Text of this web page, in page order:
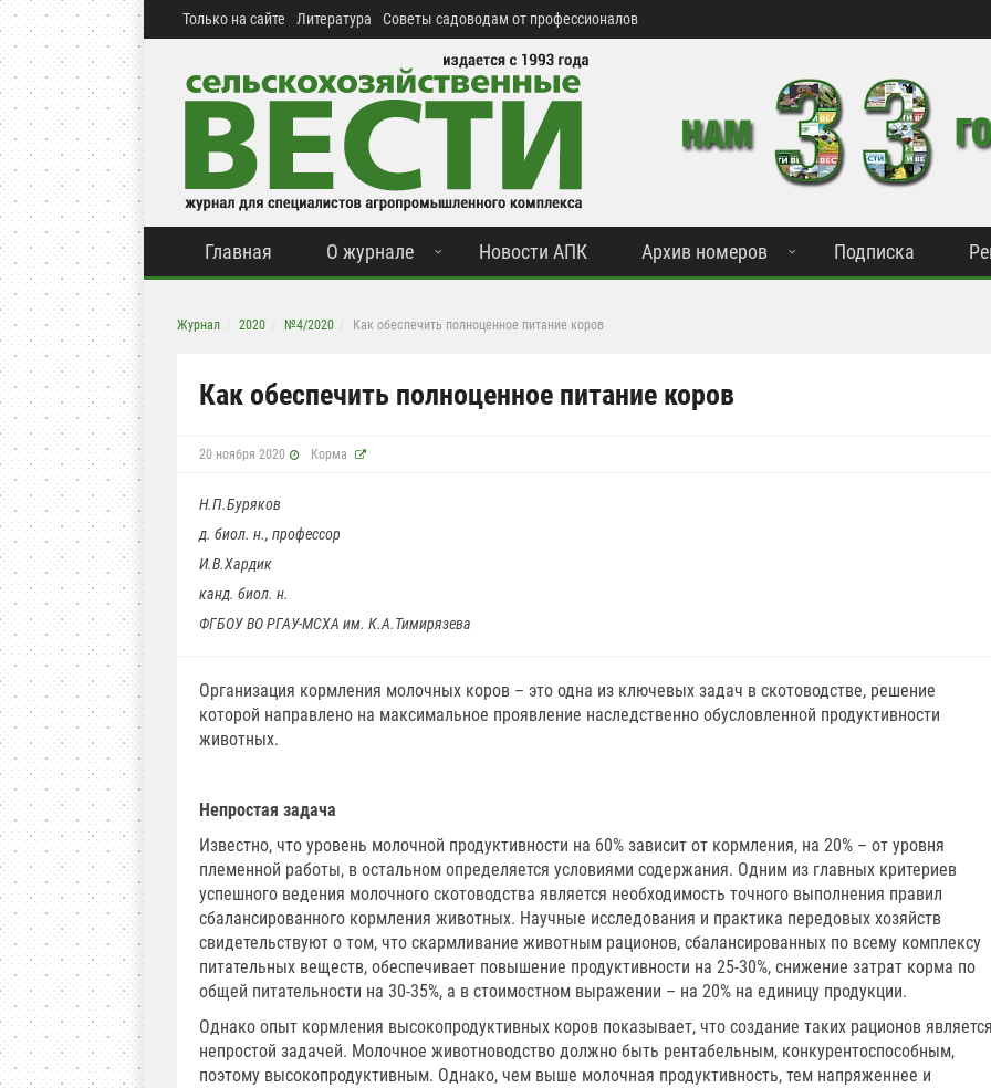
Только на сайте Литература Советы садоводам от профессионалов
Главная О журнале Новости АПК Архив номеров Подписка
Журнал 2020 №4/2020 Как обеспечить полноценное питание коров
Как обеспечить полноценное питание коров
20 ноября 2020 Корма
Н.П.Буряков
д. биол. н., профессор
И.В.Хардик
канд. биол. н.
ФГБОУ ВО РГАУ-МСХА им. К.А.Тимирязева
Организация кормления молочных коров – это одна из ключевых задач в скотоводстве, решение
которой направлено на максимальное проявление наследственно обусловленной продуктивности
животных.
Непростая задача
Известно, что уровень молочной продуктивности на 60% зависит от кормления, на 20% – от уровня
племенной работы, в остальном определяется условиями содержания. Одним из главных критериев
успешного ведения молочного скотоводства является необходимость точного выполнения правил
сбалансированного кормления животных. Научные исследования и практика передовых хозяйств
свидетельствуют о том, что скармливание животным рационов, сбалансированных по всему комплексу
питательных веществ, обеспечивает повышение продуктивности на 25-30%, снижение затрат корма по
общей питательности на 30-35%, а в стоимостном выражении – на 20% на единицу продукции.
Однако опыт кормления высокопродуктивных коров показывает, что создание таких рационов
непростой задачей. Молочное животноводство должно быть рентабельным, конкурентоспособным,
поэтому высокопродуктивным. Однако, чем выше молочная продуктивность, тем напряженнее и